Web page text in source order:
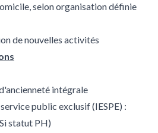
selon organisation définie
de nouvelles activités
intégrale
public exclusif (IESPE) :
statut PH)